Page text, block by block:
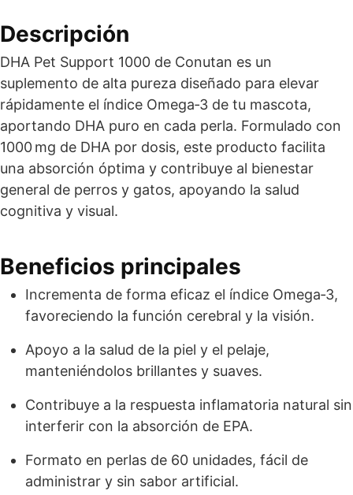
Descripción
DHA Pet Support 1000 de Conutan es un
suplemento de alta pureza diseñado para elevar
rápidamente el índice Omega‑3 de tu mascota,
aportando DHA puro en cada perla. Formulado con
1000 mg de DHA por dosis, este producto facilita
una absorción óptima y contribuye al bienestar
general de perros y gatos, apoyando la salud
cognitiva y visual.
Beneficios principales
Incrementa de forma eficaz el índice Omega‑3,
favoreciendo la función cerebral y la visión.
Apoyo a la salud de la piel y el pelaje,
manteniéndolos brillantes y suaves.
Contribuye a la respuesta inflamatoria natural sin
interferir con la absorción de EPA.
Formato en perlas de 60 unidades, fácil de
administrar y sin sabor artificial.